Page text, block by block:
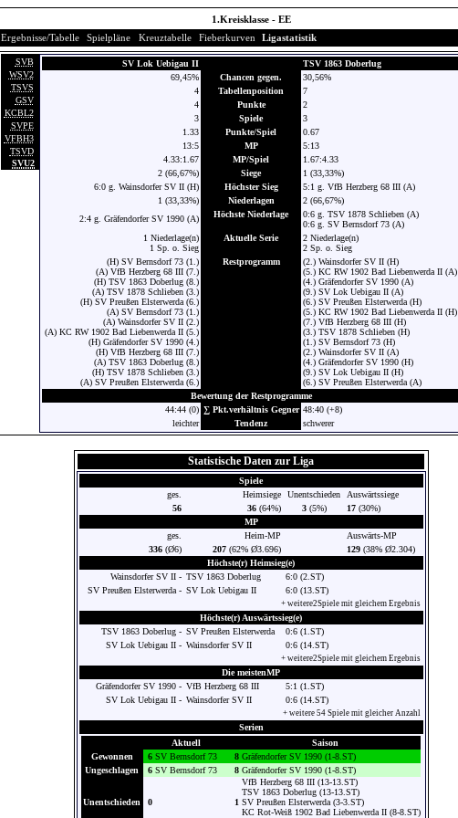
1.Kreisklasse - EE
Ergebnisse/Tabelle
Spielpläne Kreuztabelle Fieberkurven Ligastatistik
SVB
WSV2
TSVS
GSV
KCBL2
SVPE
VFBH3
TSVD
SVU2
SV Lok Uebigau II
TSV 1863 Doberlug
69,45%
Chancen gegen.
30,56%
4
Tabellenposition
7
4
Punkte
2
3
Spiele
3
1.33
Punkte/Spiel
0.67
13:5
MP
5:13
4.33:1.67
MP/Spiel
1.67:4.33
2 (66,67%)
Siege
1 (33,33%)
6:0 g. Wainsdorfer SV II (H)
Höchster Sieg
5:1 g. VfB Herzberg 68 III (A)
1 (33,33%)
Niederlagen
2 (66,67%)
2:4 g. Gräfendorfer SV 1990 (A)
Höchste Niederlage
0:6 g. TSV 1878 Schlieben (A)
0:6 g. SV Bernsdorf 73 (A)
1 Niederlage(n)
1 Sp. o. Sieg
Aktuelle Serie
2 Niederlage(n)
2 Sp. o. Sieg
(H) SV Bernsdorf 73 (1.)
(A) VfB Herzberg 68 III (7.)
(H) TSV 1863 Doberlug (8.)
(A) TSV 1878 Schlieben (3.)
(H) SV Preußen Elsterwerda (6.)
(A) SV Bernsdorf 73 (1.)
(A) Wainsdorfer SV II (2.)
(A) KC RW 1902 Bad Liebenwerda II (5.)
(H) Gräfendorfer SV 1990 (4.)
(H) VfB Herzberg 68 III (7.)
(A) TSV 1863 Doberlug (8.)
(H) TSV 1878 Schlieben (3.)
(A) SV Preußen Elsterwerda (6.)
Restprogramm
(2.) Wainsdorfer SV II (H)
(5.) KC RW 1902 Bad Liebenwerda II (A)
(4.) Gräfendorfer SV 1990 (A)
(9.) SV Lok Uebigau II (A)
(6.) SV Preußen Elsterwerda (H)
(5.) KC RW 1902 Bad Liebenwerda II (H)
(7.) VfB Herzberg 68 III (H)
(3.) TSV 1878 Schlieben (H)
(1.) SV Bernsdorf 73 (H)
(2.) Wainsdorfer SV II (A)
(4.) Gräfendorfer SV 1990 (H)
(9.) SV Lok Uebigau II (H)
(6.) SV Preußen Elsterwerda (A)
Bewertung der Restprogramme
44:44 (0) ∑ Pkt.verhältnis Gegner 48:40 (+8)
leichter
Tendenz schwerer
Statistische Daten zur Liga
Spiele
ges.
Heimsiege Unentschieden
Auswärtssiege
56
36 (64%) 3(5%) 17(30%)
MP
ges.
Heim-MP
Auswärts-MP
336 (Ø6) 207 (62% Ø3.696) 129(38% Ø2.304)
Höchste(r) Heimsieg(e)
Wainsdorfer SV II - TSV 1863 Doberlug
6:0 (2.ST)
SV Preußen Elsterwerda - SV Lok Uebigau II 6:0 (13.ST)
+ weitere2Spiele mit gleichem Ergebnis
Höchste(r) Auswärtssieg(e)
TSV 1863 Doberlug - SV Preußen Elsterwerda
0:6 (1.ST)
SV Lok Uebigau II - Wainsdorfer SV II 0:6 (14.ST)
+ weitere2Spiele mit gleichem Ergebnis
Die meistenMP
Gräfendorfer SV 1990 - VfB Herzberg 68 III
5:1 (1.ST)
SV Lok Uebigau II - Wainsdorfer SV II 0:6 (14.ST)
+ weitere 54 Spiele mit gleicher Anzahl
Serien
Aktuell
Saison
Gewonnen
6 SV Bernsdorf 73 8 Gräfendorfer SV 1990 (1-8.ST)
Ungeschlagen
6 SV Bernsdorf 73 8 Gräfendorfer SV 1990 (1-8.ST)
Unentschieden 0 1
VfB Herzberg 68 III (13-13.ST)
TSV 1863 Doberlug (13-13.ST)
SV Preußen Elsterwerda (3-3.ST)
KC Rot-Weiß 1902 Bad Liebenwerda II (8-8.ST)